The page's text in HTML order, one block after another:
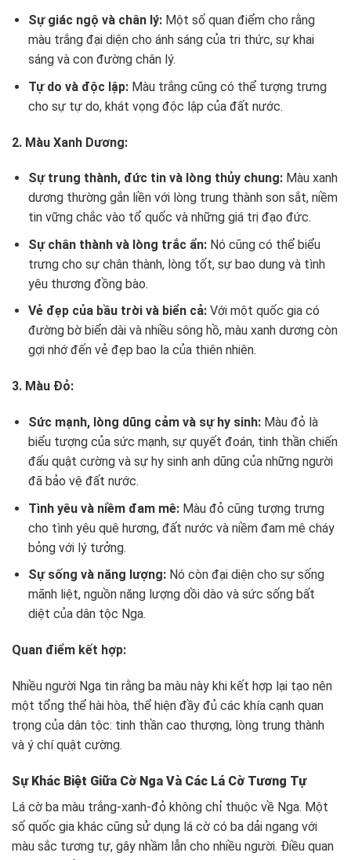
Sự giác ngộ và chân lý:Một số quan điểm cho rằng
màu trắng đại diện cho ánh sáng của tri thức, sự khai
sáng và con đường chân lý.
Tự do và độc lập:Màu trắng cũng có thể tượng trưng
cho sự tự do, khát vọng độc lập của đất nước.
2. Màu Xanh Dương:
Sự trung thành, đức tin và lòng thủy chung:Màu xanh
dương thường gắn liền với lòng trung thành son sắt, niềm
tin vững chắc vào tổ quốc và những giá trị đạo đức.
Sự chân thành và lòng trắc ẩn:Nó cũng có thể biểu
trưng cho sự chân thành, lòng tốt, sự bao dung và tình
yêu thương đồng bào.
Vẻ đẹp của bầu trời và biển cả:Với một quốc gia có
đường bờ biển dài và nhiều sông hồ, màu xanh dương còn
gợi nhớ đến vẻ đẹp bao la của thiên nhiên.
3. Màu Đỏ:
Sức mạnh, lòng dũng cảm và sự hy sinh:Màu đỏ là
biểu tượng của sức mạnh, sự quyết đoán, tinh thần chiến
đấu quật cường và sự hy sinh anh dũng của những người
đã bảo vệ đất nước.
Tình yêu và niềm đam mê:Màu đỏ cũng tượng trưng
cho tình yêu quê hương, đất nước và niềm đam mê cháy
bỏng với lý tưởng.
Sự sống và năng lượng:Nó còn đại diện cho sự sống
mãnh liệt, nguồn năng lượng dồi dào và sức sống bất
diệt của dân tộc Nga.
Quan điểm kết hợp:
Nhiều người Nga tin rằng ba màu này khi kết hợp lại tạo nên
một tổng thể hài hòa, thể hiện đầy đủ các khía cạnh quan
trọng của dân tộc: tinh thần cao thượng, lòng trung thành
và ý chí quật cường.
Sự Khác Biệt Giữa Cờ Nga Và Các Lá Cờ Tương Tự
Lá cờ ba màu trắng-xanh-đỏ không chỉ thuộc về Nga. Một
số quốc gia khác cũng sử dụng lá cờ có ba dải ngang với
màu sắc tương tự, gây nhầm lẫn cho nhiều người. Điều quan